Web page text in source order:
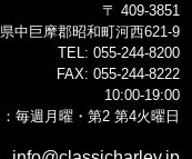
〒 409-3851
中巨摩郡昭和町河西621-9
TEL: 055-244-8200
FAX: 055-244-8222
10:00-19:00
毎週月曜・第2 第4火曜日